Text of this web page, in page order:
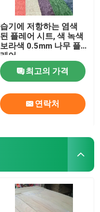
습기에 저항하는 염색
된 플레어 시트, 색 녹색
보라색 0.5mm 나무 플
레어
최고의 가격
연락처